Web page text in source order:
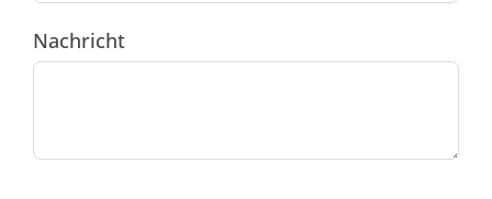
Nachricht